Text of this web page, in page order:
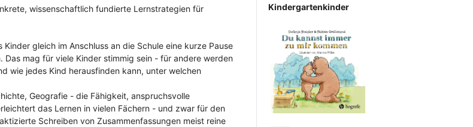
wissenschaftlich fundierte Lernstrategien für
gleich im Anschluss an die Schule eine kurze Pause
Das mag für viele Kinder stimmig sein - für andere werden
wie jedes Kind herausfinden kann, unter welchen
Geografie - die Fähigkeit, anspruchsvolle
das Lernen in vielen Fächern - und zwar für den
Schreiben von Zusammenfassungen meist reine
Kindergartenkinder